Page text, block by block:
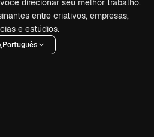
direcionar seu melhor trabalho.
entre criativos, empresas,
e estúdios.
Português